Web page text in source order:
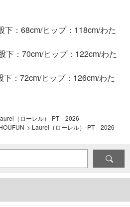
下：68cm/ヒップ：118cm/わた
下：70cm/ヒップ：122cm/わた
下：72cm/ヒップ：126cm/わた
（ローレル）-PT 2026
> Laurel（ローレル）-PT 2026